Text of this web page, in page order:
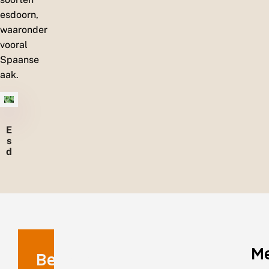
esdoorn,
waaronder
vooral
Spaanse
aak.
E
s
d
n
Benaming